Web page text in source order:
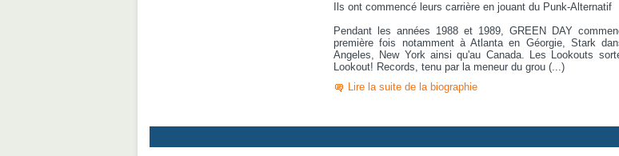
Ils ont commencé leurs carrière en jouant du Punk-Alternatif
Pendant les années 1988 et 1989, GREEN DAY
première fois notamment à Atlanta en Géorgie, Stark
Angeles, New York ainsi qu'au Canada. Les Lookouts
Lookout! Records, tenu par la meneur du grou (...)
Lire la suite de la biographie